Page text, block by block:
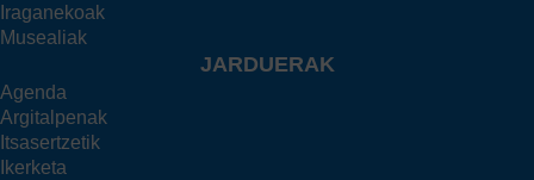
Iraganekoak
Musealiak
JARDUERAK
Agenda
Argitalpenak
Itsasertzetik
Ikerketa